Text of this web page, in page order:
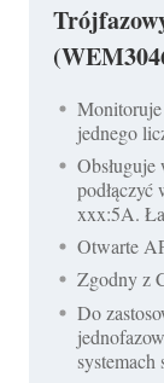
jednego
podłączyć
xxx:5A.
Otwarte
Zgodny z
Do
systemach